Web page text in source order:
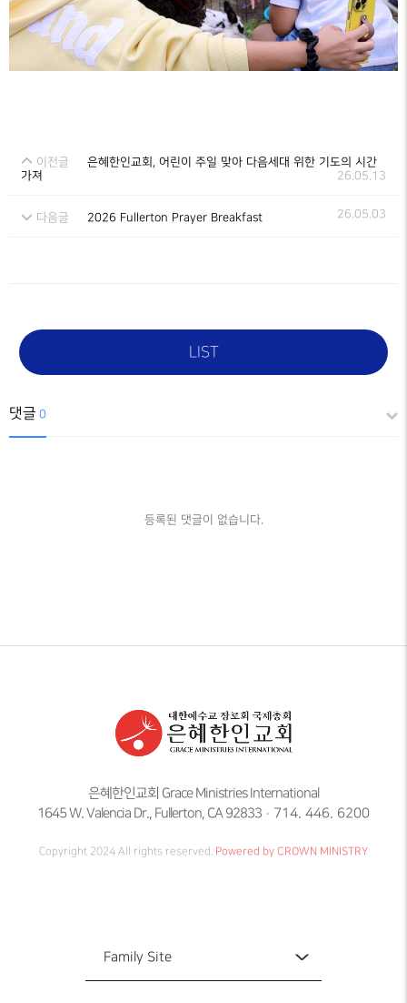
이전글
은혜한인교회, 어린이 주일 맞아 다음세대 위한 기도의 시간
가져
26.05.13
다음글 2026 Fullerton Prayer Breakfast 26.05.03
LIST
댓글 0
등록된 댓글이 없습니다.
은혜한인교회 Grace Ministries International
1645 W. Valencia Dr., Fullerton, CA 92833
714. 446. 6200
Copyright 2024 All rights reserved. Powered by CROWN MINISTRY
Family Site